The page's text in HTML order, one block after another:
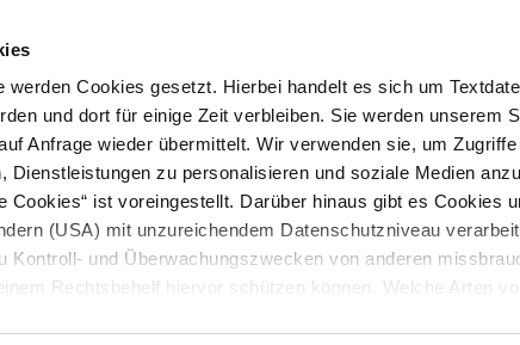
werden Cookies gesetzt. Hierbei handelt es sich um
und dort für einige Zeit verbleiben. Sie werden unserem
Anfrage wieder übermittelt. Wir verwenden sie, um
Dienstleistungen zu personalisieren und soziale Medien
Cookies“ ist voreingestellt. Darüber hinaus gibt es Cookies
(USA) mit unzureichendem Datenschutzniveau
Kontroll- und Überwachungszwecken von anderen
Rechtsbehelf hiervor schützen können. Welche Arten von